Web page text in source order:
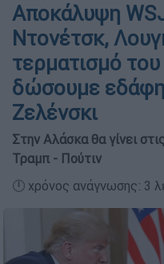
Αποκάλυψη
Ντονέτσκ,
τερματισμό
δώσουμε
Ζελένσκι
Στην Αλάσκα θα γίνει
Τραμπ - Πούτιν
🕛 χρόνος ανάγνωσης: 3